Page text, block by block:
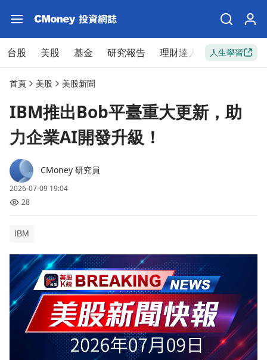
台股 美股 基金 研究報告 理財達人 新手入門
人生學習
首頁 美股 美股新聞
IBM推出Bob平臺重大更新，助
力企業AI開發升級！
CMoney 研究員
2026-07-09 19:04
28
IBM